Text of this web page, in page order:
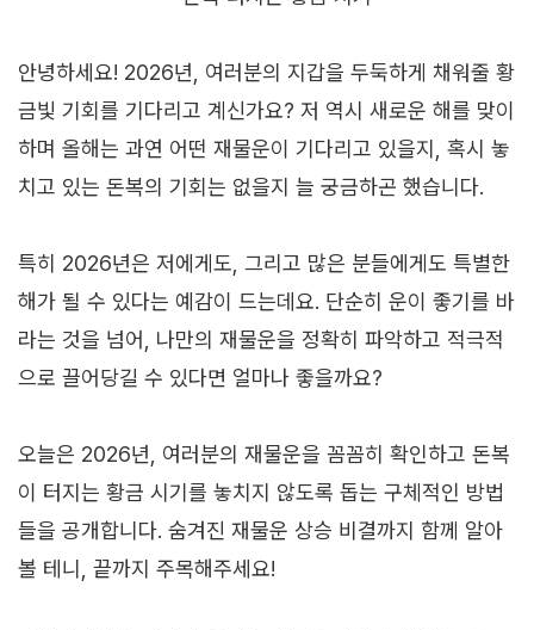
안녕하세요! 2026년, 여러분의 지갑을 두둑하게 채워줄 황
금빛 기회를 기다리고 계신가요? 저 역시 새로운 해를 맞이
하며 올해는 과연 어떤 재물운이 기다리고 있을지, 혹시 놓
치고 있는 돈복의 기회는 없을지 늘 궁금하곤 했습니다.
특히 2026년은 저에게도, 그리고 많은 분들에게도 특별한
해가 될 수 있다는 예감이 드는데요. 단순히 운이 좋기를 바
라는 것을 넘어, 나만의 재물운을 정확히 파악하고 적극적
으로 끌어당길 수 있다면 얼마나 좋을까요?
오늘은 2026년, 여러분의 재물운을 꼼꼼히 확인하고 돈복
이 터지는 황금 시기를 놓치지 않도록 돕는 구체적인 방법
들을 공개합니다. 숨겨진 재물운 상승 비결까지 함께 알아
볼 테니, 끝까지 주목해주세요!